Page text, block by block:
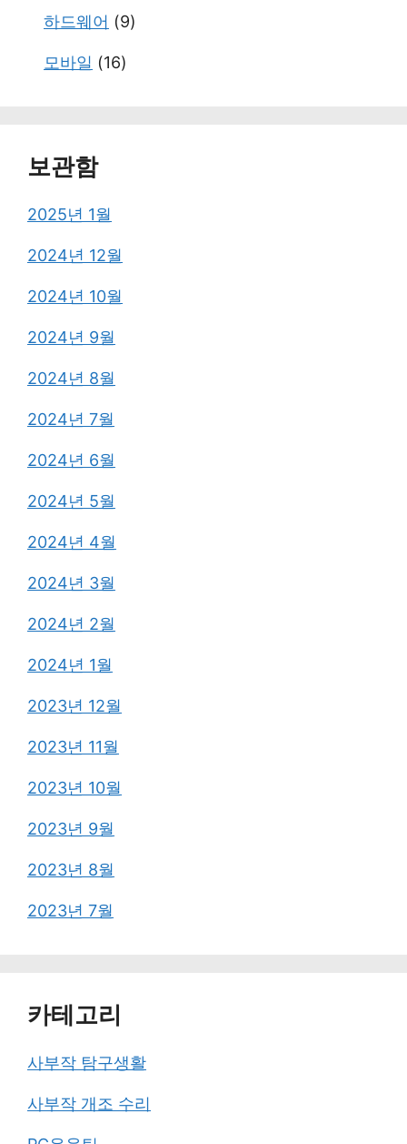
하드웨어 (9)
모바일 (16)
보관함
2025년 1월
2024년 12월
2024년 10월
2024년 9월
2024년 8월
2024년 7월
2024년 6월
2024년 5월
2024년 4월
2024년 3월
2024년 2월
2024년 1월
2023년 12월
2023년 11월
2023년 10월
2023년 9월
2023년 8월
2023년 7월
카테고리
사부작 탐구생활
사부작 개조 수리